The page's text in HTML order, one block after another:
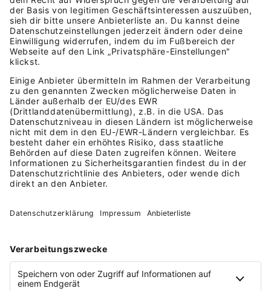
Jetzt starten und sparen!
Alle Funktionen von Lexware Office
Kostenloser Support
Monatlich kündbar (formlos und
fristlos)
Mobil arbeiten per Web, App &
unterwegs
Ideal für Selbstständige,
Freelancer
Der 30 Tage-Test endet
Mail-Adresse ausreichend.